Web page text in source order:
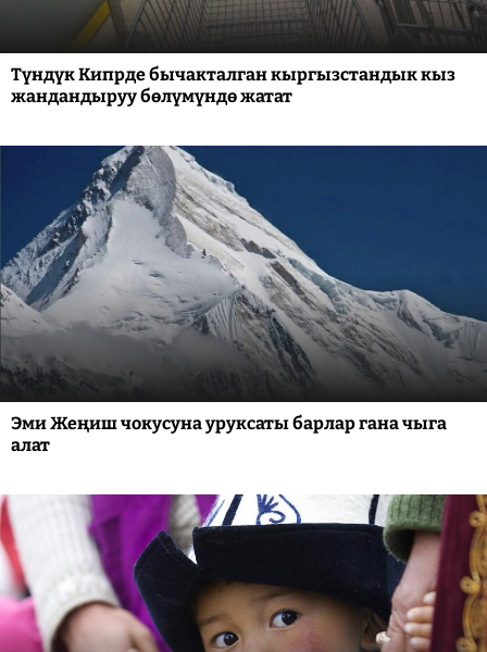
Түндүк Кипрде бычакталган кыргызстандык кыз
жандандыруу бөлүмүндө жатат
Эми Жеңиш чокусуна уруксаты барлар гана чыга
алат